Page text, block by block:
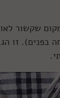
שקשור
בפנים). זו